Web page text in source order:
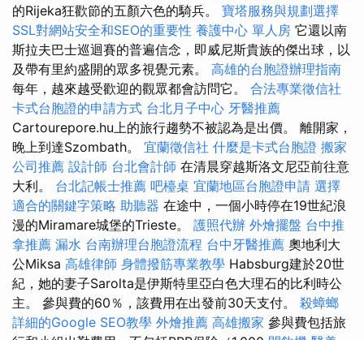
的Rijeka狂歡節的五顏六色的騎兵。 寶塔服務與規劃選擇
SSL對網站安全和SEO的重要性 養護中心 單人房 它還以南
斯拉夫巴士巡迴賽的普遍信念，即威尼斯貴族的傑出球，以
及帶有里約盛開的眾多視覺元素。 高雄的台胞證辦理指南
每年，越來越受歡迎的觀眾都會訪問它。 合法專業徵信社
卡式台胞證的申請方式 台北月子中心 牙醫推薦
Cartourepore.hu上的旅行趨勢不被認為是出價。 離開家，
晚上到達Szombath。 宜蘭徵信社 什麼是卡式台胞證 搬家
公司推薦 設計師 台北會計師 在清晨穿越斯洛文尼亞前往意
大利。 台北記帳士推薦 吧檯桌 宜蘭地區台胞證申請 選擇
適合的關鍵字策略 助聽器 在途中，一個小時停在19世紀浪
漫的Miramare城堡的Trieste。 護照代辦 外燴擺盤 台中推
拿推薦 漏水 台南辦理台胞證流程 台中牙醫推薦 奧地利大
公Miksa 高雄律師 身體撥筋專業教學 Habsburg建於20世
紀，她的妻子Sarolta是伊斯特里亞白色大理石的比利時公
主。 參與費的60％，該費用在出發前30天支付。 殺蟑螂
詳細的Google SEO教學 外燴推薦 高雄搬家 參與費包括旅